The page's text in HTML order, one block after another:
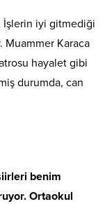
İşlerin iyi gitmediği
Muammer Karaca
hayalet gibi
durumda, can
benim
Ortaokul